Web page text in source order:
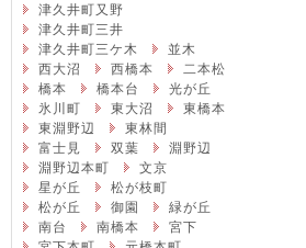
津久井町又野
津久井町三井
津久井町三ケ木
並木
西大沼
西橋本
二本松
橋本
橋本台
光が丘
氷川町
東大沼
東橋本
東淵野辺
東林間
富士見
双葉
淵野辺
淵野辺本町
文京
星が丘
松が枝町
松が丘
御園
緑が丘
南台
南橋本
宮下